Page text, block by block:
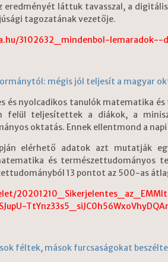
eredményét láttuk tavasszal, a
tagozatának vezetője.
3102632_mindenbol-
mégis jól teljesít a magyar
és nyolcadikos tanulók matematika
felül teljesítettek a diákok, a
oktatás. Ennek ellentmond a napi
elérhető adatok azt mutatják
és
13 pontot az 500-as
féltek, mások furcsaságokat